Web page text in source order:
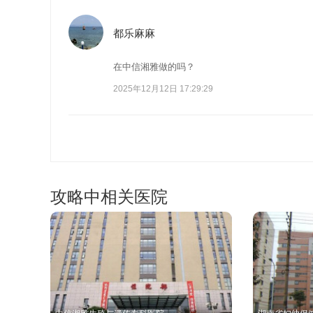
都乐麻麻
在中信湘雅做的吗？
2025年12月12日 17:29:29
攻略中相关医院